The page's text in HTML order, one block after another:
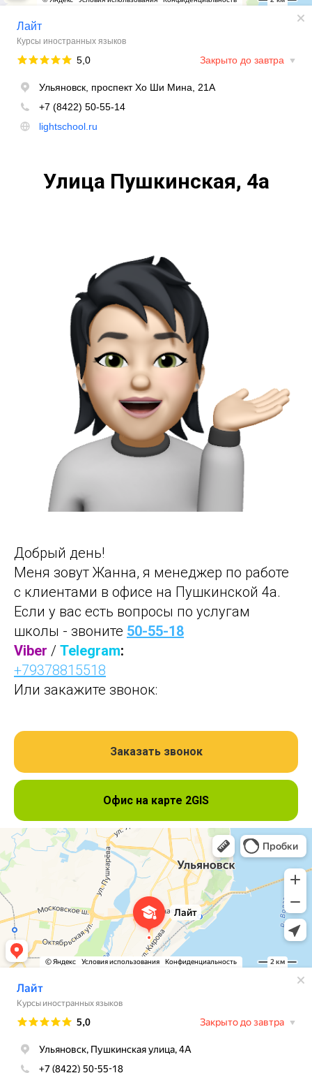
Улица Пушкинская, 4а
Добрый день!
Меня зовут Жанна, я менеджер по работе
с клиентами в офисе на Пушкинской 4а.
Если у вас есть вопросы по услугам
школы - звоните 50-55-18
Viber / Telegram:
+79378815518
Или закажите звонок:
Заказать звонок
Офис на карте 2GIS